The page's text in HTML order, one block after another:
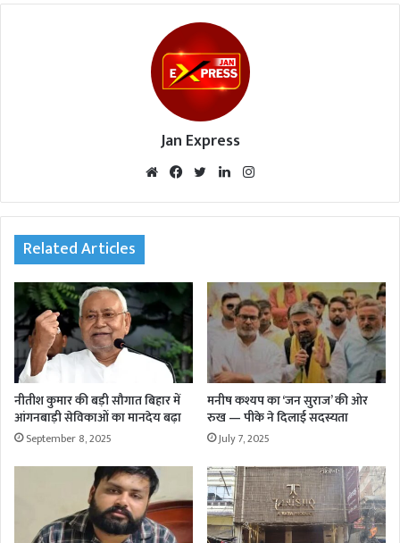
Jan Express
We
te
Fac
oo
Twi
r
Lin
In am
Related Articles
नीतीश कुमार की बड़ी सौगात बिहार में
आंगनबाड़ी सेविकाओं का मानदेय बढ़ा
September 8, 2025
मनीष कश्यप का ‘जन सुराज’ की ओर
रुख — पीके ने दिलाई सदस्यता
July 7, 2025